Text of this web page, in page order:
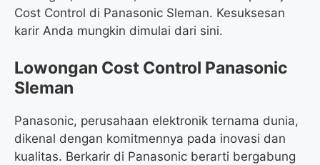
Cost Control di Panasonic Sleman. Kesuksesan
karir Anda mungkin dimulai dari sini.
Lowongan Cost Control Panasonic
Sleman
Panasonic, perusahaan elektronik ternama dunia,
dikenal dengan komitmennya pada inovasi dan
kualitas. Berkarir di Panasonic berarti bergabung